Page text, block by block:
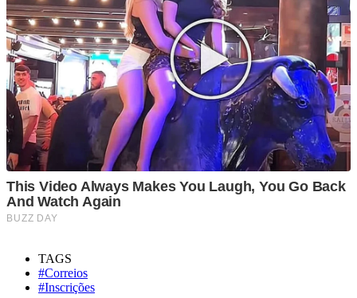
TAGS
#Correios
#Inscrições